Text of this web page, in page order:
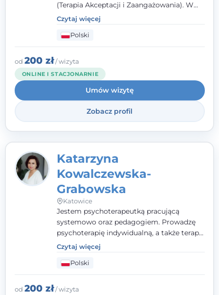
(Terapia Akceptacji i Zaangażowania). W
kontakcie z pacjentem najważniejsze są dla
mnie serdeczność, zrozumienie i atmosfera
pełna ciepła. Wierzę, że skuteczna terapia
to wspólne działanie - razem tworzymy
zespół, który szuka rozwiązań.
Czytaj więcej
Polski
od 200 zł/ wizyta
ONLINE I STACJONARNIE
Umów wizytę
Zobacz profil
Katarzyna
Kowalczewska-
Grabowska
Katowice
Jestem psychoterapeutką pracującą
systemowo oraz pedagogiem. Prowadzę
psychoterapię indywidualną, a także terapię
par, małżeństw i rodzin. Patrzę na
człowieka całościowo - w kontekście jego
relacji z rodziną, pracą i otoczeniem - i
opieram współpracę na Twoich mocnych
stronach.
Czytaj więcej
Polski
od 200 zł/ wizyta